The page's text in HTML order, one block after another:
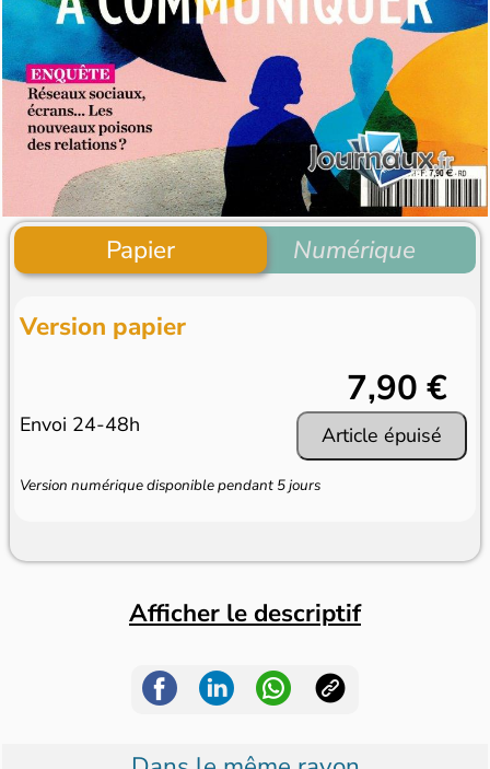
Papier Numérique
Version papier
Envoi 24-48h
7,90 €
Article épuisé
Version numérique disponible pendant 5 jours
Afficher le descriptif